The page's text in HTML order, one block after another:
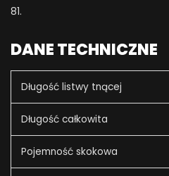
81.
DANE TECHNICZNE
Długość listwy tnącej
Długość całkowita
Pojemność skokowa